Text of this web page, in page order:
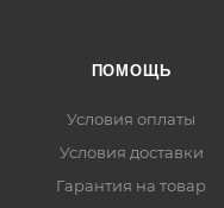
ПОМОЩЬ
Условия оплаты
Условия доставки
Гарантия на товар